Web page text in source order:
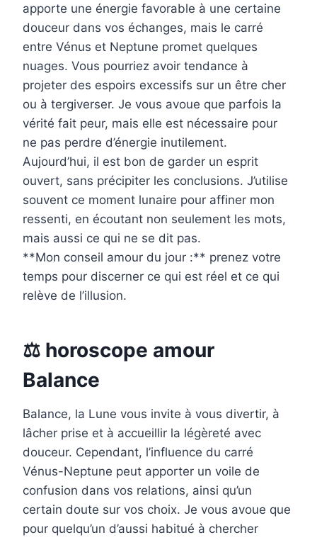
apporte une énergie favorable à une certaine
douceur dans vos échanges, mais le carré
entre Vénus et Neptune promet quelques
nuages. Vous pourriez avoir tendance à
projeter des espoirs excessifs sur un être cher
ou à tergiverser. Je vous avoue que parfois la
vérité fait peur, mais elle est nécessaire pour
ne pas perdre d’énergie inutilement.
Aujourd’hui, il est bon de garder un esprit
ouvert, sans précipiter les conclusions. J’utilise
souvent ce moment lunaire pour affiner mon
ressenti, en écoutant non seulement les mots,
mais aussi ce qui ne se dit pas.
**Mon conseil amour du jour :** prenez votre
temps pour discerner ce qui est réel et ce qui
relève de l’illusion.
⚖️ horoscope amour
Balance
Balance, la Lune vous invite à vous divertir, à
lâcher prise et à accueillir la légèreté avec
douceur. Cependant, l’influence du carré
Vénus-Neptune peut apporter un voile de
confusion dans vos relations, ainsi qu’un
certain doute sur vos choix. Je vous avoue que
pour quelqu’un d’aussi habitué à chercher